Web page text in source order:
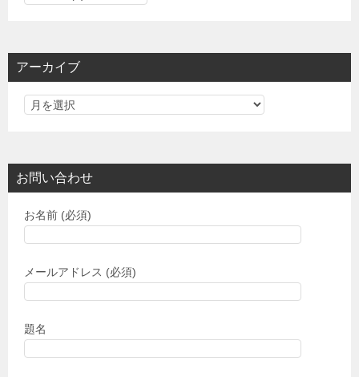
リ
アーカイブ
お問い合わせ
お名前 (必須)
メールアドレス (必須)
題名